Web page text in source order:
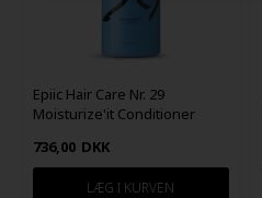
Epiic Hair Care Nr. 29
Moisturize'it Conditioner
736,00 DKK